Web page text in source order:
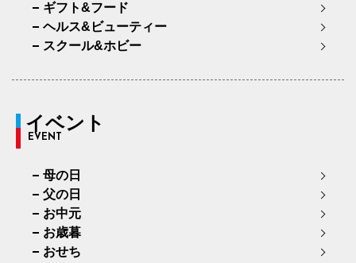
ギフト&フード
ヘルス&ビューティー
スクール&ホビー
イベント
EVENT
母の日
父の日
お中元
お歳暮
おせち